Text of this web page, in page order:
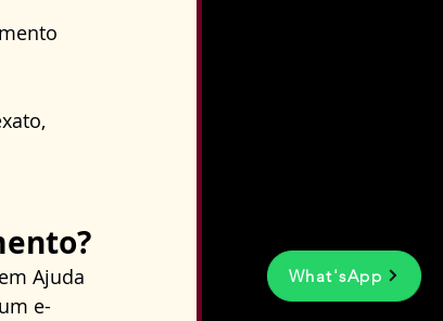
What'sApp
Ajuda
e-